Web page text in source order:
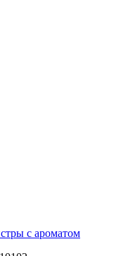
с ароматом